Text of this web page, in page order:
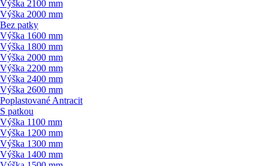
Výška 2100 mm
Výška 2000 mm
Bez patky
Výška 1600 mm
Výška 1800 mm
Výška 2000 mm
Výška 2200 mm
Výška 2400 mm
Výška 2600 mm
Poplastované Antracit
S patkou
Výška 1100 mm
Výška 1200 mm
Výška 1300 mm
Výška 1400 mm